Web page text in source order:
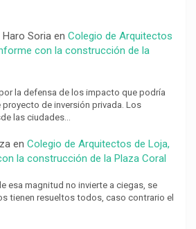
Haro Soriaen Colegio de Arquitectos
con la construcción de la
la defensa de los impacto que podría
de inversión privada. Los
las ciudades…
en Colegio de Arquitectos de Loja,
la construcción de la Plaza Coral
esa magnitud no invierte a ciegas, se
tienen resueltos todos, caso contrario el